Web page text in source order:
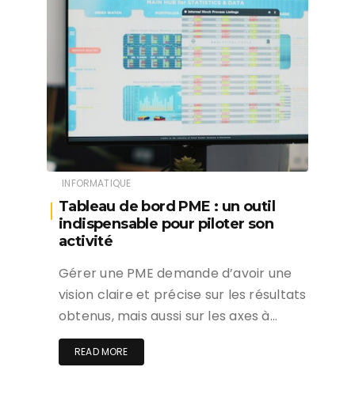
INFORMATIQUE
Tableau de bord PME : un outil
indispensable pour piloter son
activité
Gérer une PME demande d’avoir une
vision claire et précise sur les résultats
obtenus, mais aussi sur les axes à…
READ MORE